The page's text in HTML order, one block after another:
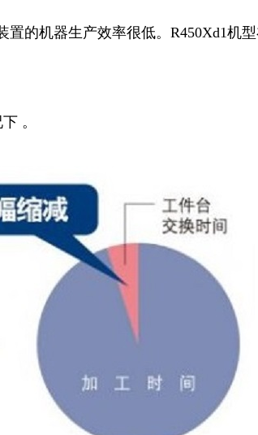
的机器生产效率很低。R450Xd1机
。